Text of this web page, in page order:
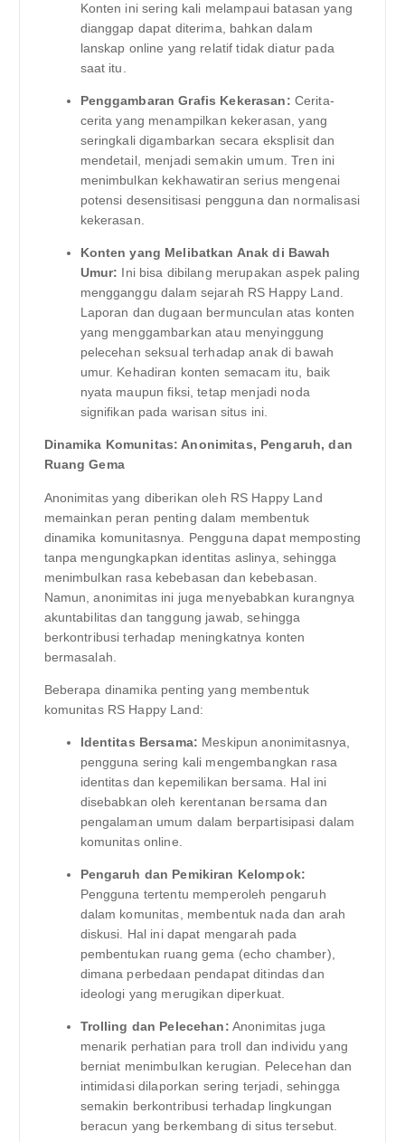
Konten ini sering kali melampaui batasan yang
dianggap dapat diterima, bahkan dalam
lanskap online yang relatif tidak diatur pada
saat itu.
Penggambaran Grafis Kekerasan: Cerita-
cerita yang menampilkan kekerasan, yang
seringkali digambarkan secara eksplisit dan
mendetail, menjadi semakin umum. Tren ini
menimbulkan kekhawatiran serius mengenai
potensi desensitisasi pengguna dan normalisasi
kekerasan.
Konten yang Melibatkan Anak di Bawah
Umur: Ini bisa dibilang merupakan aspek paling
mengganggu dalam sejarah RS Happy Land.
Laporan dan dugaan bermunculan atas konten
yang menggambarkan atau menyinggung
pelecehan seksual terhadap anak di bawah
umur. Kehadiran konten semacam itu, baik
nyata maupun fiksi, tetap menjadi noda
signifikan pada warisan situs ini.
Dinamika Komunitas: Anonimitas, Pengaruh, dan
Ruang Gema
Anonimitas yang diberikan oleh RS Happy Land
memainkan peran penting dalam membentuk
dinamika komunitasnya. Pengguna dapat memposting
tanpa mengungkapkan identitas aslinya, sehingga
menimbulkan rasa kebebasan dan kebebasan.
Namun, anonimitas ini juga menyebabkan kurangnya
akuntabilitas dan tanggung jawab, sehingga
berkontribusi terhadap meningkatnya konten
bermasalah.
Beberapa dinamika penting yang membentuk
komunitas RS Happy Land:
Identitas Bersama: Meskipun anonimitasnya,
pengguna sering kali mengembangkan rasa
identitas dan kepemilikan bersama. Hal ini
disebabkan oleh kerentanan bersama dan
pengalaman umum dalam berpartisipasi dalam
komunitas online.
Pengaruh dan Pemikiran Kelompok:
Pengguna tertentu memperoleh pengaruh
dalam komunitas, membentuk nada dan arah
diskusi. Hal ini dapat mengarah pada
pembentukan ruang gema (echo chamber),
dimana perbedaan pendapat ditindas dan
ideologi yang merugikan diperkuat.
Trolling dan Pelecehan: Anonimitas juga
menarik perhatian para troll dan individu yang
berniat menimbulkan kerugian. Pelecehan dan
intimidasi dilaporkan sering terjadi, sehingga
semakin berkontribusi terhadap lingkungan
beracun yang berkembang di situs tersebut.